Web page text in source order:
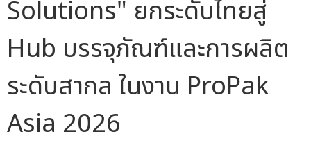
Solutions" ยกระดับไทยสู่
Hub บรรจุภัณฑ์และการผลิต
ระดับสากล ในงาน ProPak
Asia 2026